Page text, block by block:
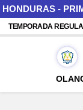
HONDURAS -
TEMPORADA